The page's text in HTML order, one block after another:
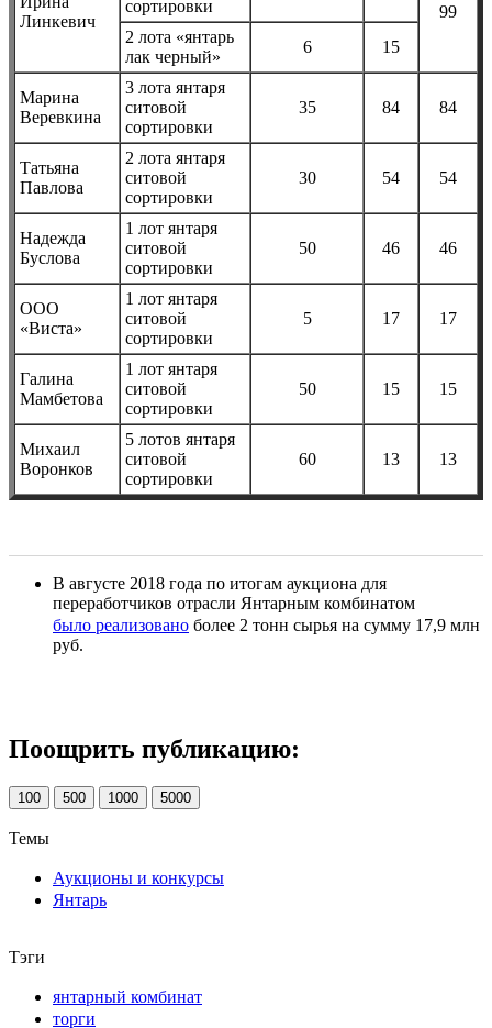
Линкевич
сортировки
99
2 лота «янтарь
лак черный»
6 15
Марина
Веревкина
3 лота янтаря
ситовой
сортировки
35 84 84
Татьяна
Павлова
2 лота янтаря
ситовой
сортировки
30 54 54
Надежда
Буслова
1 лот янтаря
ситовой
сортировки
50 46 46
ООО
«Виста»
1 лот янтаря
ситовой
сортировки
5 17 17
Галина
Мамбетова
1 лот янтаря
ситовой
сортировки
50 15 15
Михаил
Воронков
5 лотов янтаря
ситовой
сортировки
60 13 13
В августе 2018 года по итогам аукциона для
переработчиков отрасли Янтарным комбинатом
было реализовано более 2 тонн сырья на сумму 17,9 млн
руб.
Поощрить публикацию:
100 500 1000 5000
Темы
Аукционы и конкурсы
Янтарь
Тэги
янтарный комбинат
торги